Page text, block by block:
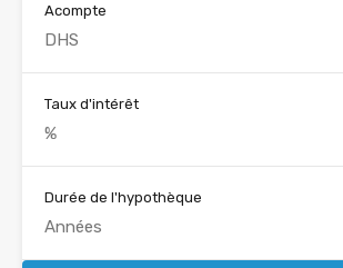
Acompte
Taux d'intérêt
Durée de l'hypothèque